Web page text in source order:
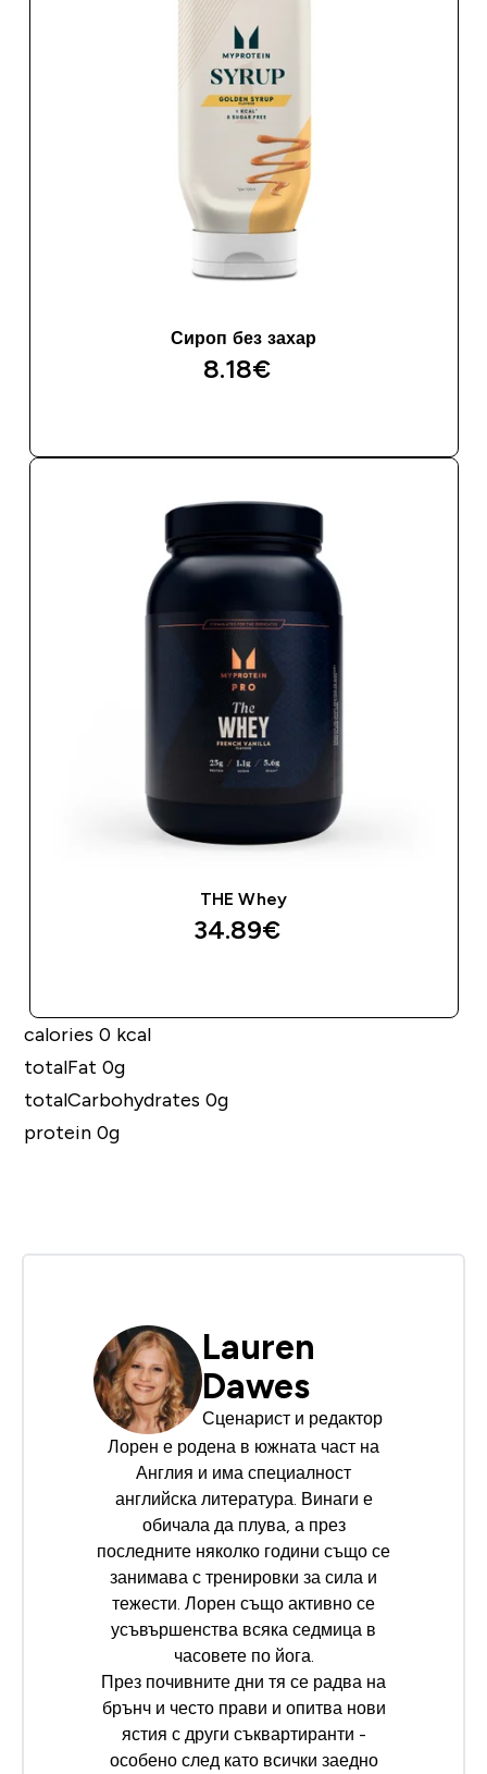
Сироп без захар
8.18€‎
THE Whey
34.89€‎
calories 0 kcal
totalFat 0g
totalCarbohydrates 0g
protein 0g
Lauren
Dawes
Сценарист и редактор
Лорен е родена в южната част на
Англия и има специалност
английска литература. Винаги е
обичала да плува, а през
последните няколко години също се
занимава с тренировки за сила и
тежести. Лорен също активно се
усъвършенства всяка седмица в
часовете по йога.
През почивните дни тя се радва на
брънч и често прави и опитва нови
ястия с други съквартиранти -
особено след като всички заедно